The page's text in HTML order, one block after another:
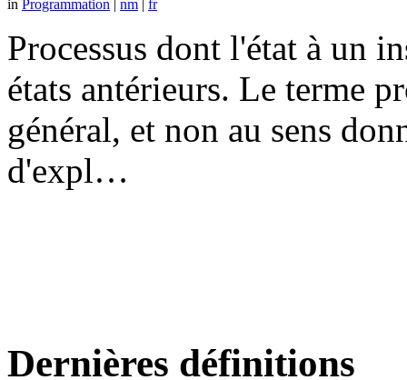
in Programmation nm fr
Processus dont l'état à un
états antérieurs. Le terme
général, et non au sens
d'expl…
Dernières définitions